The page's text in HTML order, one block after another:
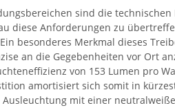
sind die
diese Anforderungen zu
besonderes Merkmal dieses
an die Gegebenheiten vor Ort
von 153 Lumen pro
amortisiert sich somit in
mit einer